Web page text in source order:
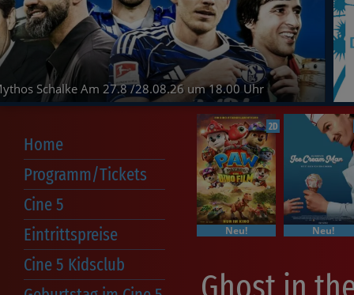
Schalke Am 27.8 /28.08.26 um 18.00 Uhr
Home
Programm/Tickets
Komplettes Programm
Kinovino
Cine 5 Lady
Weltdemenztag
Best Of
Augenschmaus
Stefan Erdmann
Met-Live
Kinderfilm der Woche
Cine 5
Unsere Öffnungszeiten
Unsere Säle
Technik
FSK Muttizettel
Werbung
Hausordnung
Mediadaten
Cinfinity
Eintrittspreise
Cine 5 Kidsclub
2D
Neu! Neu!